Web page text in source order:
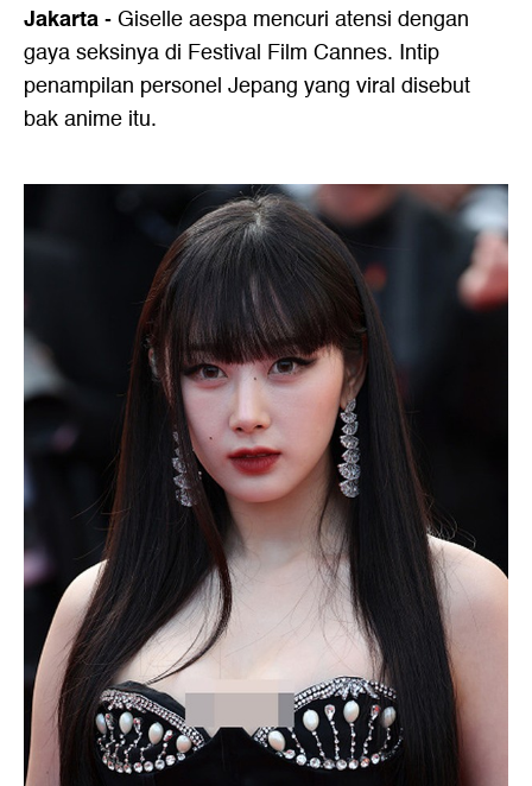
Jakarta- Giselle aespa mencuri atensi dengan
gaya seksinya di Festival Film Cannes. Intip
penampilan personel Jepang yang viral disebut
bak anime itu.